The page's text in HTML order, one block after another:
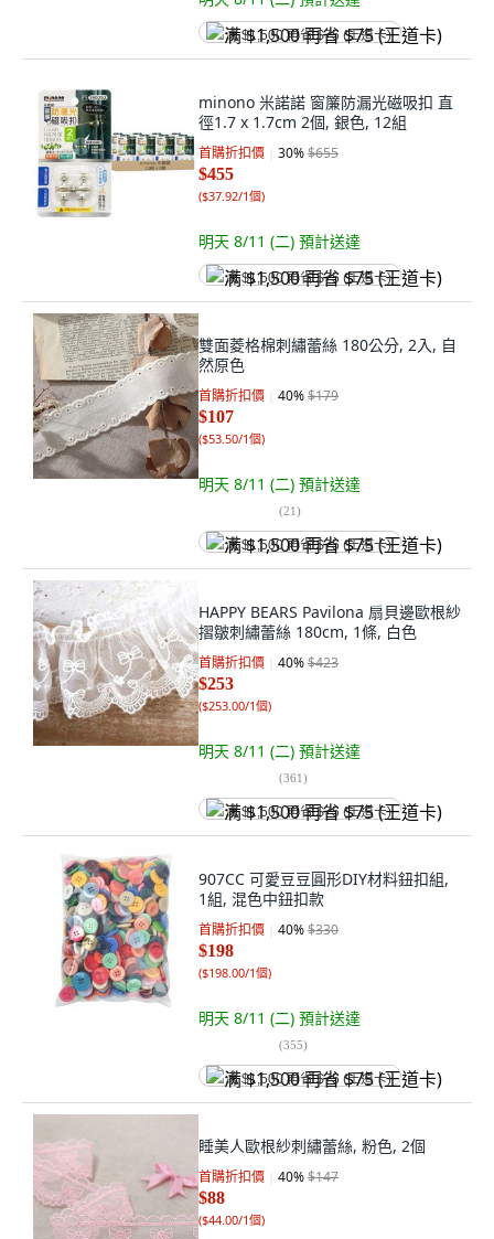
满 $1,500 再省 $75 (王道卡)
minono 米諾諾 窗簾防漏光磁吸扣 直
徑1.7 x 1.7cm 2個, 銀色, 12組
首購折扣價 30%$655
$455
($37.92/1個)
明天 8/11 (二) 預計送達
满 $1,500 再省 $75 (王道卡)
雙面菱格棉刺繡蕾絲 180公分, 2入, 自
然原色
首購折扣價 40%$179
$107
($53.50/1個)
明天 8/11 (二) 預計送達
(21)
满 $1,500 再省 $75 (王道卡)
HAPPY BEARS Pavilona 扇貝邊歐根紗
摺皺刺繡蕾絲 180cm, 1條, 白色
首購折扣價 40%$423
$253
($253.00/1個)
明天 8/11 (二) 預計送達
(361)
满 $1,500 再省 $75 (王道卡)
907CC 可愛豆豆圓形DIY材料鈕扣組,
1組, 混色中鈕扣款
首購折扣價 40%$330
$198
($198.00/1個)
明天 8/11 (二) 預計送達
(355)
满 $1,500 再省 $75 (王道卡)
睡美人歐根紗刺繡蕾絲, 粉色, 2個
首購折扣價 40%$147
$88
($44.00/1個)